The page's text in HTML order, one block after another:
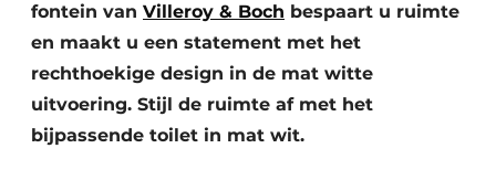
fontein van Villeroy & Boch bespaart u ruimte
en maakt u een statement met het
rechthoekige design in de mat witte
uitvoering. Stijl de ruimte af met het
bijpassende toilet in mat wit.